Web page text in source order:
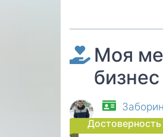
Моя
бизнес